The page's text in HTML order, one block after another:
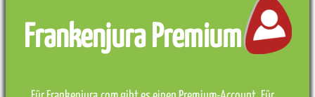
Frankenjura Premium